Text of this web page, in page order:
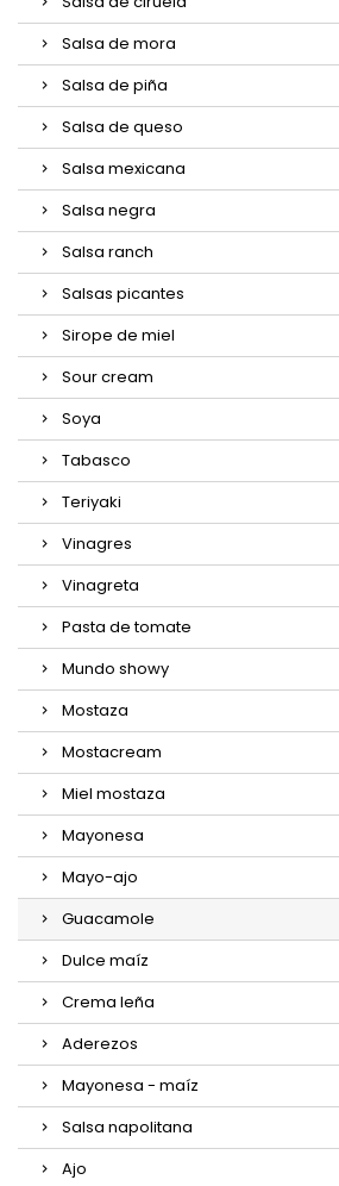
Salsa de mora
Salsa de piña
Salsa de queso
Salsa mexicana
Salsa negra
Salsa ranch
Salsas picantes
Sirope de miel
Sour cream
Soya
Tabasco
Teriyaki
Vinagres
Vinagreta
Pasta de tomate
Mundo showy
Mostaza
Mostacream
Miel mostaza
Mayonesa
Mayo-ajo
Guacamole
Dulce maíz
Crema leña
Aderezos
Mayonesa - maíz
Salsa napolitana
Ajo